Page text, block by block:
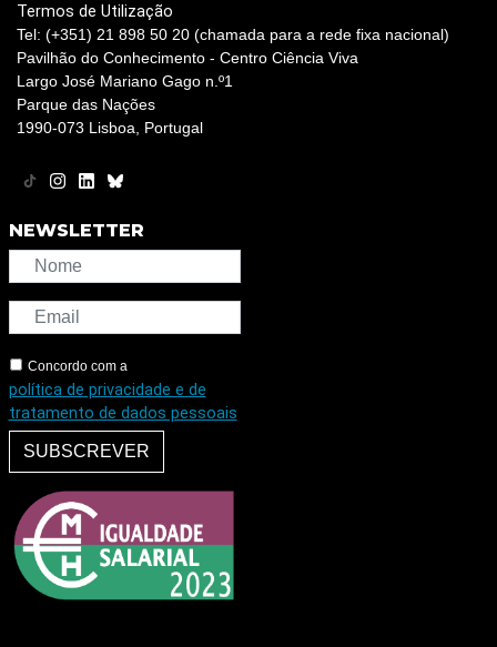
Termos de Utilização
Tel: (+351) 21 898 50 20 (chamada para a rede fixa nacional)
Pavilhão do Conhecimento - Centro Ciência Viva
Largo José Mariano Gago n.º1
Parque das Nações
1990-073 Lisboa, Portugal
NEWSLETTER
Concordo com a
política de privacidade e de
tratamento de dados pessoais
SUBSCREVER